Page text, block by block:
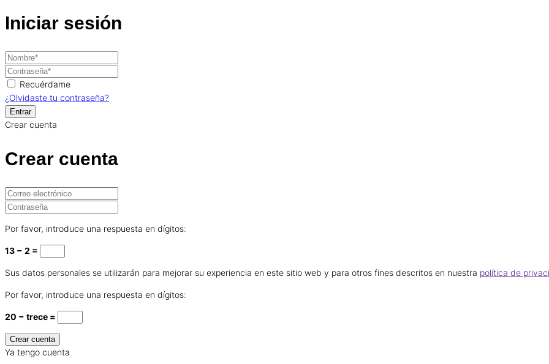
Iniciar sesión
Recuérdame
¿Olvidaste tu contraseña?
Crear cuenta
Crear cuenta
Por favor, introduce una respuesta en dígitos:
13 − 2 =
Sus datos personales se utilizarán para mejorar su experiencia en este sitio web y para otros fines descritos en nuestra política de
Por favor, introduce una respuesta en dígitos:
20 − trece =
Ya tengo cuenta